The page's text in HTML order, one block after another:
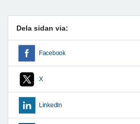
Dela sidan via:
Facebook
X
LinkedIn